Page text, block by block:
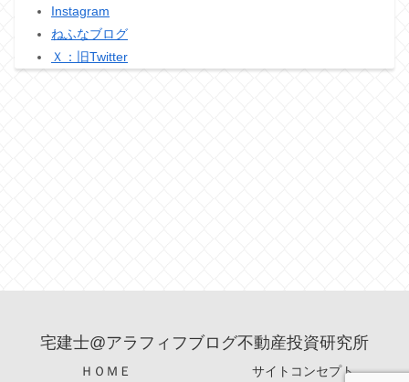
Instagram
ねふなブログ
Ｘ：旧Twitter
宅建士@アラフィフブログ不動産投資研究所
ＨＯＭＥ サイトコンセプト